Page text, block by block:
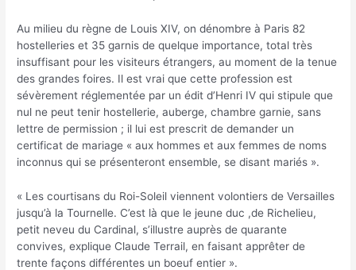
Au milieu du règne de Louis XIV, on dénombre à Paris 82
hostelleries et 35 garnis de quelque importance, total très
insuffisant pour les visiteurs étrangers, au moment de la tenue
des grandes foires. Il est vrai que cette profession est
sévèrement réglementée par un édit d’Henri IV qui stipule que
nul ne peut tenir hostellerie, auberge, chambre garnie, sans
lettre de permission ; il lui est prescrit de demander un
certificat de mariage « aux hommes et aux femmes de noms
inconnus qui se présenteront ensemble, se disant mariés ».
« Les courtisans du Roi-Soleil viennent volontiers de Versailles
jusqu’à la Tournelle. C’est là que le jeune duc ,de Richelieu,
petit neveu du Cardinal, s’illustre auprès de quarante
convives, explique Claude Terrail, en faisant apprêter de
trente façons différentes un boeuf entier ».